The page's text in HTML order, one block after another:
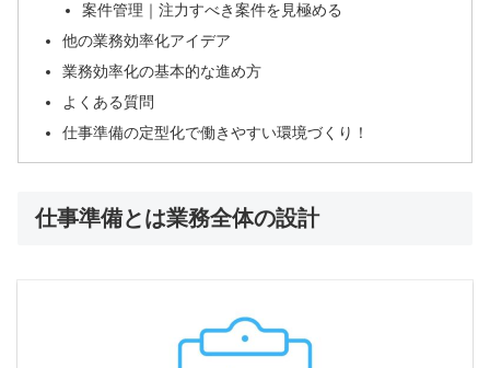
案件管理｜注力すべき案件を見極める
他の業務効率化アイデア
業務効率化の基本的な進め方
よくある質問
仕事準備の定型化で働きやすい環境づくり！
仕事準備とは業務全体の設計